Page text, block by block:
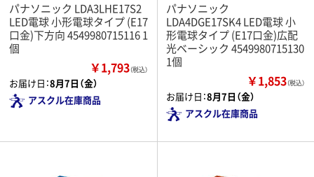
パナソニック LDA3LHE17S2
LED電球 小形電球タイプ (E17
口金)下方向 4549980715116 1
個
￥1,793（税込）
お届け日：8月7日（金）
アスクル在庫商品
パナソニック
LDA4DGE17SK4 LED電球 小
形電球タイプ (E17口金)広配
光ベーシック 4549980715130
1個
￥1,853（税込）
お届け日：8月7日（金）
アスクル在庫商品